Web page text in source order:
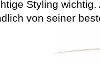
Styling
von seiner